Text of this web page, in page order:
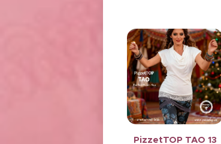
PizzetTOP TAO 13